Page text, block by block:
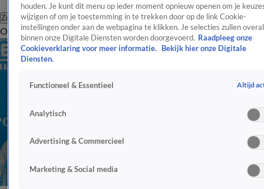
Zoeken
OverzichtEntertainmentSpraakmakendRealityCrimeVideo's
houden. Je kunt dit menu op ieder moment opnieuw openen om je
wijzigen of om je toestemming in te trekken door op de link Cookie-
instellingen onder aan de webpagina te klikken. Je selecties zullen overal
binnen onze Digitale Diensten worden doorgevoerd. Raadpleeg onze
Cookieverklaring voor meer informatie.
Bekijk hier onze Digitale
Diensten.
Functioneel & Essentieel Altijd
Analytisch
Advertising & Commercieel
Marketing & Social media